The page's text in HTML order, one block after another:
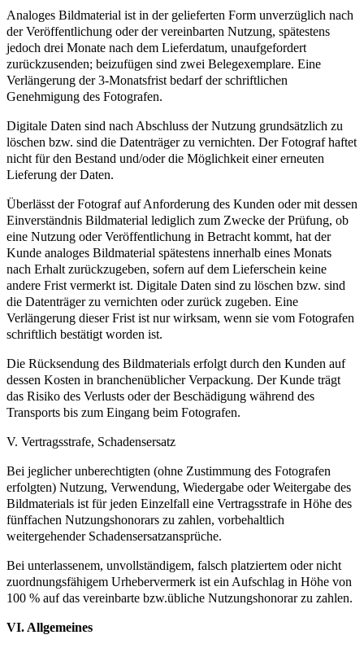
Analoges Bildmaterial ist in der gelieferten Form unverzüglich nach
der Veröffentlichung oder der vereinbarten Nutzung, spätestens
jedoch drei Monate nach dem Lieferdatum, unaufgefordert
zurückzusenden; beizufügen sind zwei Belegexemplare. Eine
Verlängerung der 3-Monatsfrist bedarf der schriftlichen
Genehmigung des Fotografen.
Digitale Daten sind nach Abschluss der Nutzung grundsätzlich zu
löschen bzw. sind die Datenträger zu vernichten. Der Fotograf haftet
nicht für den Bestand und/oder die Möglichkeit einer erneuten
Lieferung der Daten.
Überlässt der Fotograf auf Anforderung des Kunden oder mit dessen
Einverständnis Bildmaterial lediglich zum Zwecke der Prüfung, ob
eine Nutzung oder Veröffentlichung in Betracht kommt, hat der
Kunde analoges Bildmaterial spätestens innerhalb eines Monats
nach Erhalt zurückzugeben, sofern auf dem Lieferschein keine
andere Frist vermerkt ist. Digitale Daten sind zu löschen bzw. sind
die Datenträger zu vernichten oder zurück zugeben. Eine
Verlängerung dieser Frist ist nur wirksam, wenn sie vom Fotografen
schriftlich bestätigt worden ist.
Die Rücksendung des Bildmaterials erfolgt durch den Kunden auf
dessen Kosten in branchenüblicher Verpackung. Der Kunde trägt
das Risiko des Verlusts oder der Beschädigung während des
Transports bis zum Eingang beim Fotografen.
V. Vertragsstrafe, Schadensersatz
Bei jeglicher unberechtigten (ohne Zustimmung des Fotografen
erfolgten) Nutzung, Verwendung, Wiedergabe oder Weitergabe des
Bildmaterials ist für jeden Einzelfall eine Vertragsstrafe in Höhe des
fünffachen Nutzungshonorars zu zahlen, vorbehaltlich
weitergehender Schadensersatzansprüche.
Bei unterlassenem, unvollständigem, falsch platziertem oder nicht
zuordnungsfähigem Urhebervermerk ist ein Aufschlag in Höhe von
100 % auf das vereinbarte bzw.übliche Nutzungshonorar zu zahlen.
VI. Allgemeines